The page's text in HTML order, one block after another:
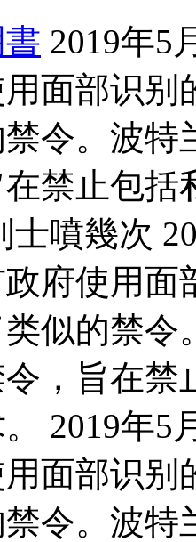
2019年5
面部识
令。波特
禁止包括
士噴幾次
府使用面
似的禁令
，旨在禁
2019年5
面部识
令。波特